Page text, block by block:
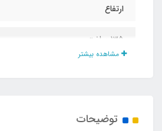
ارتفاع
135 سانت
مشاهده بیشتر
توضیحات